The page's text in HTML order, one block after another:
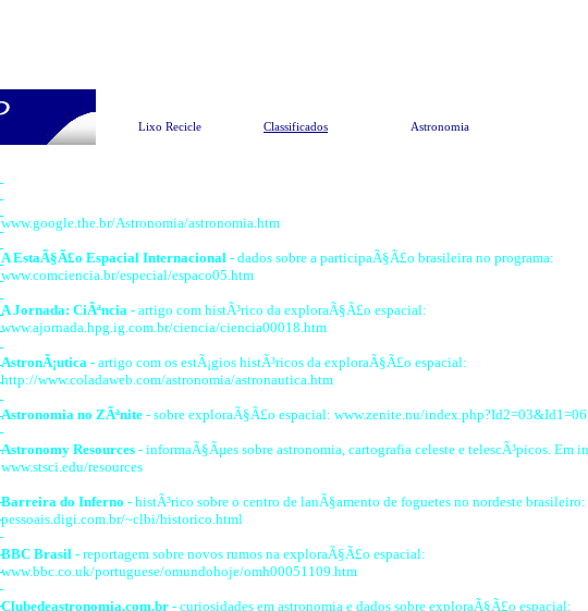
Lixo Recicle Classificados Astronomia
www.google.the.br/Astronomia/astronomia.htm
A EstaÃ§Ã£o Espacial Internacional - dados sobre a participaÃ§Ã£o brasileira no programa:
www.comciencia.br/especial/espaco05.htm
A Jornada: CiÃªncia - artigo com histÃ³rico da exploraÃ§Ã£o espacial:
www.ajornada.hpg.ig.com.br/ciencia/ciencia00018.htm
AstronÃ¡utica - artigo com os estÃ¡gios histÃ³ricos da exploraÃ§Ã£o espacial:
http://www.coladaweb.com/astronomia/astronautica.htm
Astronomia no ZÃªnite - sobre exploraÃ§Ã£o espacial: www.zenite.nu/index.php?Id2=03&Id1=06
Astronomy Resources - informaÃ§Ãµes sobre astronomia, cartografia celeste e telescÃ³picos. Em
www.stsci.edu/resources
Barreira do Inferno - histÃ³rico sobre o centro de lanÃ§amento de foguetes no nordeste brasileiro:
pessoais.digi.com.br/~clbi/historico.html
BBC Brasil - reportagem sobre novos rumos na exploraÃ§Ã£o espacial:
www.bbc.co.uk/portuguese/omundohoje/omh00051109.htm
Clubedeastronomia.com.br - curiosidades em astronomia e dados sobre exploraÃ§Ã£o espacial: